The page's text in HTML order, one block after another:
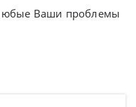
Ваши проблемы